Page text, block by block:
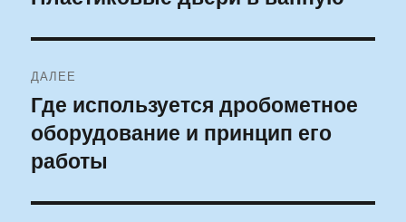
ДАЛЕЕ
Следующая
запись:
Где используется дробометное
оборудование и принцип его
работы